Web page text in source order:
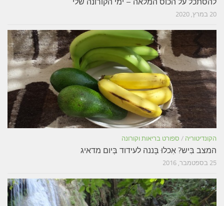
20 במרץ, 2020
הקונדיטוריה / ספורט בריאות וקורונה
המצב בִּיש? אִכלוּ בָּננה לעידוד בְּיום מדאיג
25 בספטמבר, 2016